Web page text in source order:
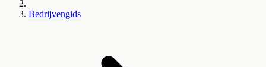
Bedrijvengids